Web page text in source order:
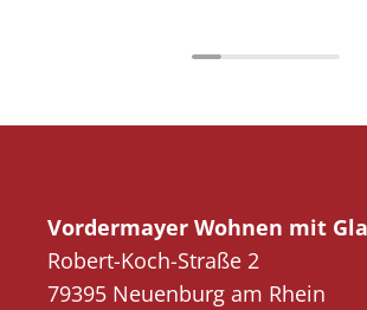
Vordermayer Wohnen mit
Robert-Koch-Straße 2
79395 Neuenburg am Rhein